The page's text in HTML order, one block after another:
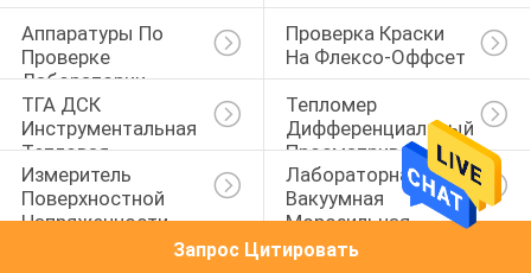
Аппаратуры По
Проверке
Лаборатории
Проверка Краски
На Флексо-Оффсет
ТГА ДСК
Инструментальная
Тепловая
Тепломер
Дифференциальный
Просматривать
Измеритель
Поверхностной
Напряженности
Лабораторная
Вакуумная
Морозильная
Сушилка
Запрос Цитировать